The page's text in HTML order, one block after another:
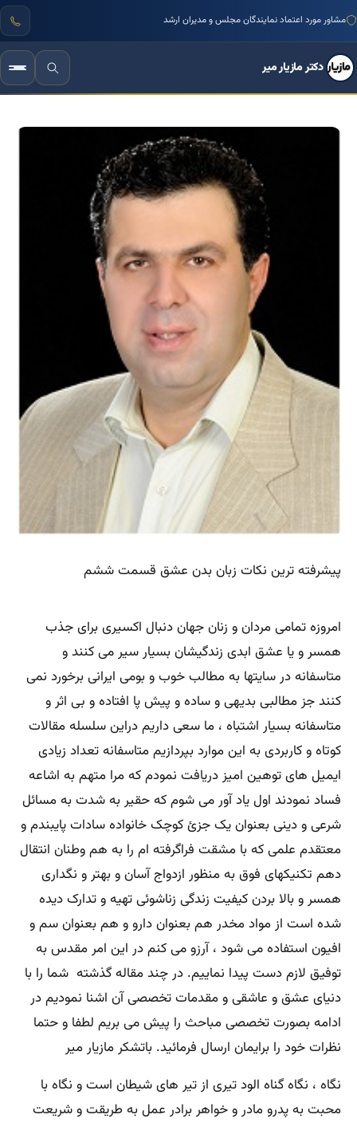
مشاور مورد اعتماد نمایندگان مجلس و مدیران ارشد
دکتر مازیار میر
پیشرفته ترین نکات زبان بدن عشق قسمت ششم
امروزه تمامی مردان و زنان جهان دنبال اکسیری برای جذب
همسر و یا عشق ابدی زندگیشان بسیار سیر می کنند و
متاسفانه در سایتها به مطالب خوب و بومی ایرانی برخورد نمی
کنند جز مطالبی بدیهی و ساده و پیش پا افتاده و بی اثر و
متاسفانه بسیار اشتباه ، ما سعی داریم دراین سلسله مقالات
کوتاه و کاربردی به این موارد بپردازیم متاسفانه تعداد زیادی
ایمیل های توهین امیز دریافت نمودم که مرا متهم به اشاعه
فساد نمودند اول یاد آور می شوم که حقیر به شدت به مسائل
شرعی و دینی بعنوان یک جزئ کوچک خانواده سادات پایبندم و
معتقدم علمی که با مشقت فراگرفته ام را به هم وطنان انتقال
دهم تکنیکهای فوق به منظور ازدواج آسان و بهتر و نگداری
همسر و بالا بردن کیفیت زندگی زناشوئی تهیه و تدارک دیده
شده است از مواد مخدر هم بعنوان دارو و هم بعنوان سم و
افیون استفاده می شود ، آرزو می کنم در این امر مقدس به
توفیق لازم دست پیدا نماییم. در چند مقاله گذشته شما را با
دنیای عشق و عاشقی و مقدمات تخصصی آن اشنا نمودیم در
ادامه بصورت تخصصی مباحث را پیش می بریم لطفا و حتما
نظرات خود را برایمان ارسال فرمائید. باتشکر مازیار میر
نگاه ، نگاه گناه الود تیری از تیر های شیطان است و نگاه با
محبت به پدرو مادر و خواهر برادر عمل به طریقت و شریعت